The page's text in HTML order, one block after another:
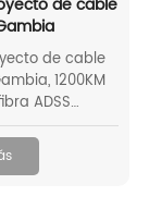
de cable
de cable
1200KM
ADSS
enviado a